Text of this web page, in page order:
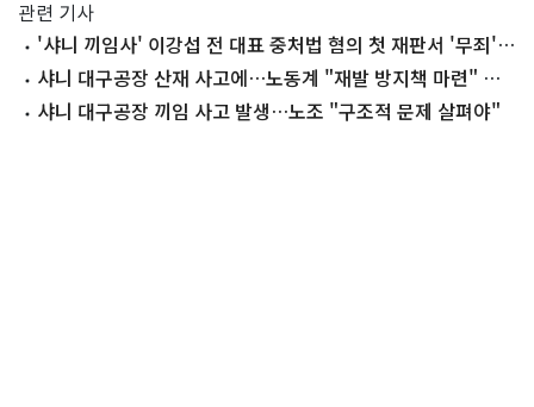
관련 기사
'샤니 끼임사' 이강섭 전 대표 중처법 혐의 첫 재판서 '무죄'
주장샤니 대구공장 산재 사고에…노동계 "재발 방지책 마련" 촉
구 샤니 대구공장 끼임 사고 발생…노조 "구조적 문제 살펴야"